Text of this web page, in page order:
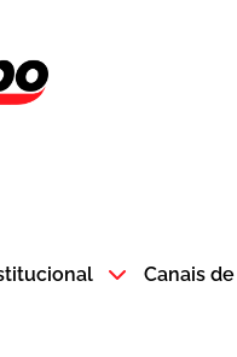
Logo do Poupatempo
Canais